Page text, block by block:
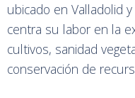
ubicado en Valladolid
centra su labor en la
cultivos, sanidad
conservación de